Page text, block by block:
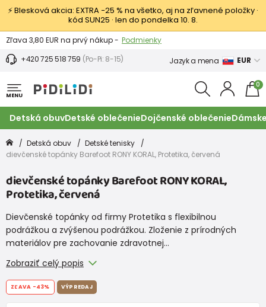
⚡ Blesková akcia: EXTRA −25 % na všetko, aj na zľavnené položky ·
kód SUN25 · len do pondelka 10. 8.
Výmena a vrátenie tovaru - Zobraziť
Zľava 3,80 EUR na prvý nákup - Podmienky
+420 725 518 759 (Po-Pi: 8-15) Jazyk a mena EUR
MENU
0
Detská obuvDetské oblečenieDojčenské oblečenie
Detská obuv
Detské tenisky
dievčenské topánky Barefoot RONY KORAL, Protetika, červená
dievčenské topánky Barefoot RONY KORAL,
Protetika, červená
Dievčenské topánky od firmy Protetika s flexibilnou
podrážkou a zvýšenou podrážkou. Zloženie z prírodných
materiálov pre zachovanie zdravotnej…
Zobraziť celý popis
ZĽAVA -43% VÝPREDAJ